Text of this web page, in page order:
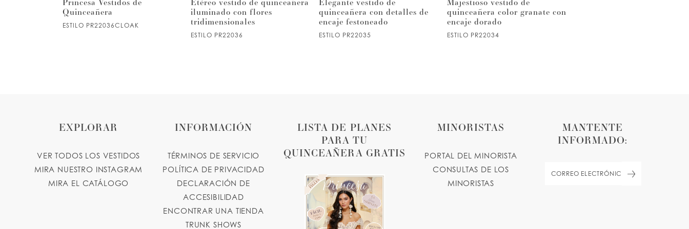
6
10
11
Quinceañera
ESTILO PR22036CLOAK
iluminado con flores
tridimensionales
ESTILO PR22036
quinceañera con detalles de
encaje festoneado
ESTILO PR22035
quinceañera color granate con
encaje dorado
ESTILO PR22034
LISTA DE PLANES
PARA TU
QUINCEAÑERA GRATIS
EXPLORAR
VER TODOS LOS VESTIDOS
MIRA NUESTRO INSTAGRAM
MIRA EL CATÁLOGO
INFORMACIÓN
TÉRMINOS DE SERVICIO
POLÍTICA DE PRIVACIDAD
DECLARACIÓN DE
ACCESIBILIDAD
ENCONTRAR UNA TIENDA
TRUNK SHOWS
MINORISTAS
PORTAL DEL MINORISTA
CONSULTAS DE LOS
MINORISTAS
MANTENTE
INFORMADO: